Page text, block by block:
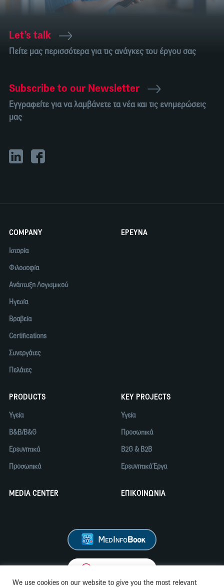
Let’s talk
Πείτε μας περισσότερα για τις ανάγκες του έργου σας
Subscribe to our Newsletter
Εγγραφείτε για να λαμβάνετε τα νέα και τις ενημερώσεις
μας
COMPANY
Ιστορία
Φιλοσοφία
Ανάπτυξη Λογισμικού
Ηγεσία
Βραβεία
Certifications
Συνεργάτες
Πελάτες
ΕΡΕΥΝΑ
PRODUCTS
Υγεία
B&B/B&G
Ερευνητικά
Προσωπικά
KEY PROJECTS
Υγεία
Προσωπικά
B2G & B2B
Ερευνητικά Έργα
MEDIA CENTER ΕΠΙΚΟΙΝΩΝΙΑ
We use cookies on our website to give you the most relevant